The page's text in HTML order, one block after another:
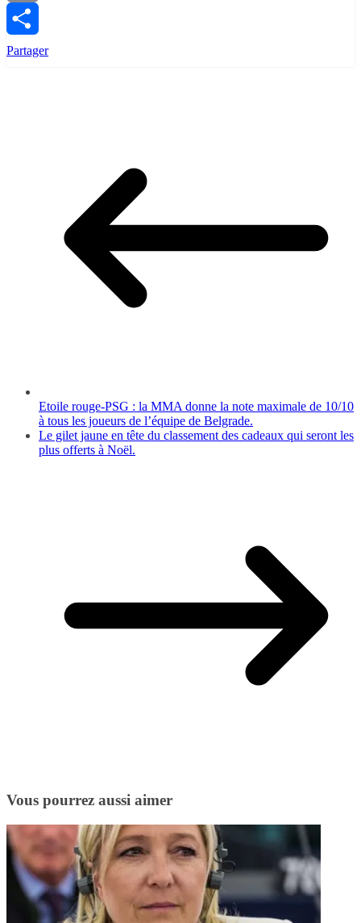
Email
Partager
Etoile rouge-PSG : la MMA donne la note maximale de 10/10
à tous les joueurs de l’équipe de Belgrade.
Le gilet jaune en tête du classement des cadeaux qui seront les
plus offerts à Noël.
Vous pourrez aussi aimer